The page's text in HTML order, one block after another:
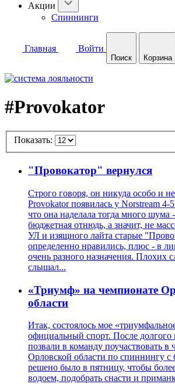
Акции
Спиннинги
Главная Войти
Поиск Корзина
#Provokator
Показать:
"Провокатор" вернулся
Строго говоря, он никуда особо и
Provokator появилась у Norstream 4-
что она наделала тогда много шума
бюджетная отнюдь, а значит, не
УЛ и изящного лайта старые
определенно нравились, плюс - в
очень разного назначения. Плохих
слышал...
«Триумф» на чемпионате
области
Итак, состоялось мое
официальный спорт. После долгого
позвали в команду поучаствовать в
Орловской области по спиннингу с
решено было в пятницу, чтобы
водоем, подобрать снасти и